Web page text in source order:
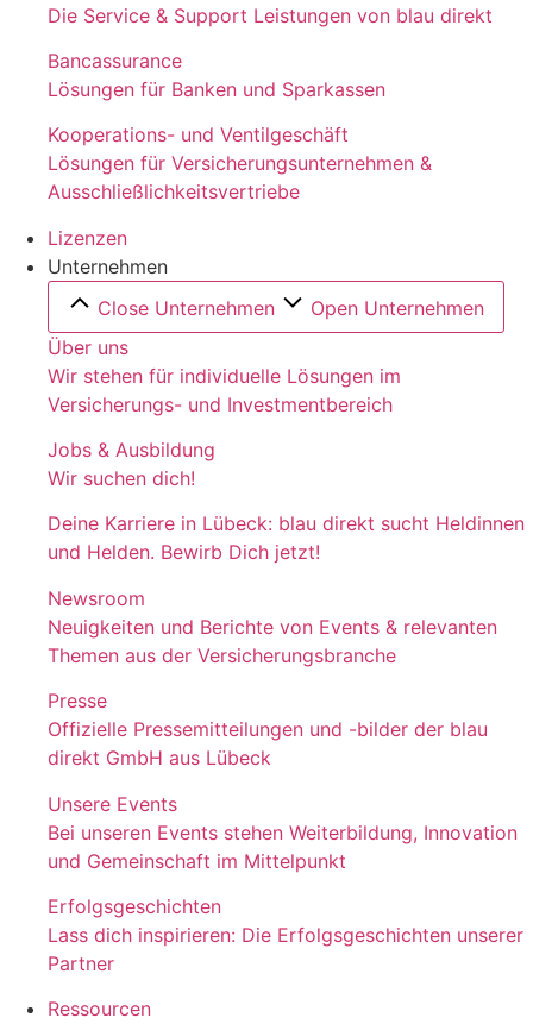
Die Service & Support Leistungen von blau direkt
Bancassurance
Lösungen für Banken und Sparkassen
Kooperations- und Ventilgeschäft
Lösungen für Versicherungsunternehmen &
Ausschließlichkeitsvertriebe
Lizenzen
Unternehmen
Close Unternehmen
Open Unternehmen
Über uns
Wir stehen für individuelle Lösungen im
Versicherungs- und Investmentbereich
Jobs & Ausbildung
Wir suchen dich!
Deine Karriere in Lübeck: blau direkt sucht Heldinnen
und Helden. Bewirb Dich jetzt!
Newsroom
Neuigkeiten und Berichte von Events & relevanten
Themen aus der Versicherungsbranche
Presse
Offizielle Pressemitteilungen und -bilder der blau
direkt GmbH aus Lübeck
Unsere Events
Bei unseren Events stehen Weiterbildung, Innovation
und Gemeinschaft im Mittelpunkt
Erfolgsgeschichten
Lass dich inspirieren: Die Erfolgsgeschichten unserer
Partner
Ressourcen